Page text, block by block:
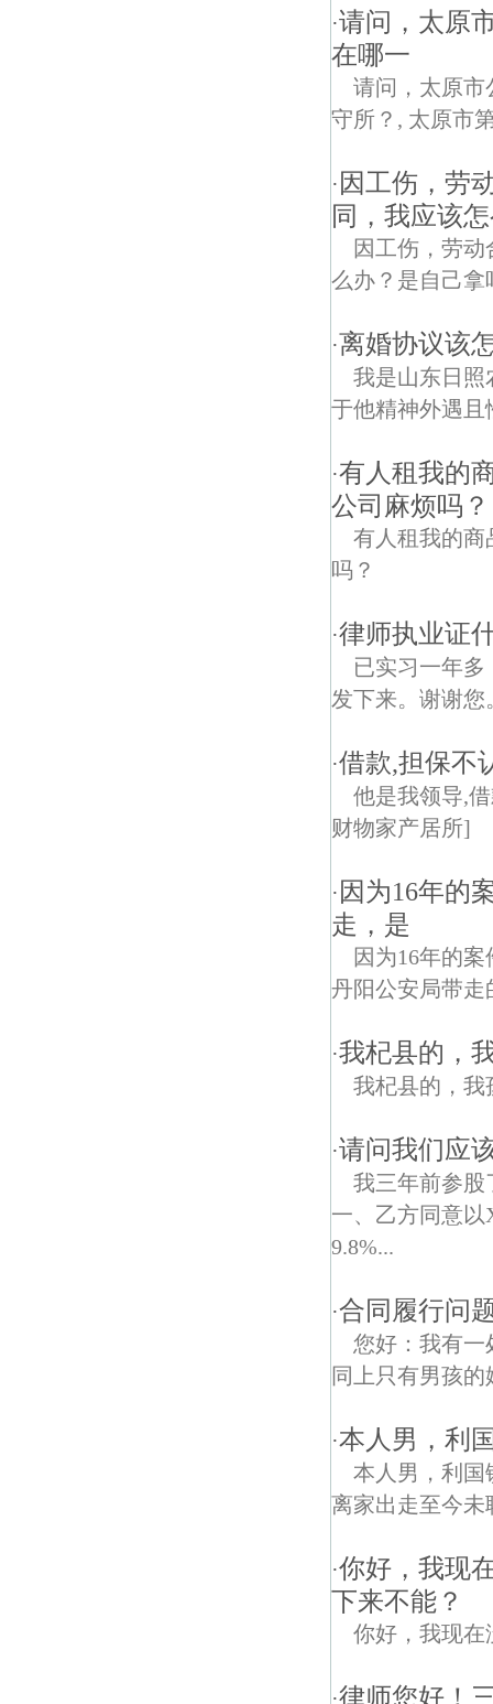
·请问，太原
在哪一
请问，太原市
守所？, 太原市
· 因工伤，劳
同，我应该
因工伤，劳
么办？是自己拿
·离婚协议该
我是山东日照
于他精神外遇且
·有人租我的
公司麻烦吗？
有人租我的商
吗？
·律师执业证
已实习一年
发下来。谢谢您
·借款,担保不
他是我领导,
财物家产居所]
· 因为16年的
走，是
因为16年的
丹阳公安局带走
·我杞县的，
我杞县的，我
·请问我们应
我三年前参股
一、乙方同意
9.8%...
·合同履行问
您好：我有一
同上只有男孩
·本人男，利
本人男，利国
离家出走至今未
·你好，我现
下来不能？
你好，我现在
·律师您好！